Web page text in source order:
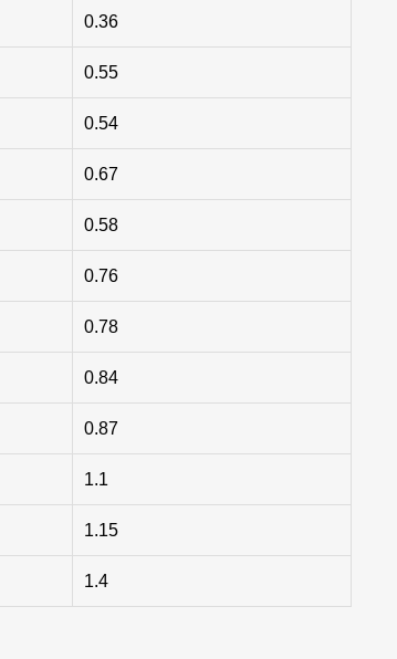
0.36
0.55
0.54
0.67
0.58
0.76
0.78
0.84
0.87
1.1
1.15
1.4